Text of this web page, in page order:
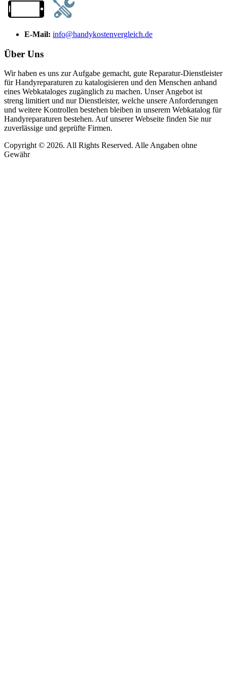
E-Mail: info@handykostenvergleich.de
Über Uns
Wir haben es uns zur Aufgabe gemacht, gute Reparatur-Dienstleister
für Handyreparaturen zu katalogisieren und den Menschen anhand
eines Webkataloges zugänglich zu machen. Unser Angebot ist
streng limitiert und nur Dienstleister, welche unsere Anforderungen
und weitere Kontrollen bestehen bleiben in unserem Webkatalog für
Handyreparaturen bestehen. Auf unserer Webseite finden Sie nur
zuverlässige und geprüfte Firmen.
Copyright © 2026. All Rights Reserved. Alle Angaben ohne
Gewähr